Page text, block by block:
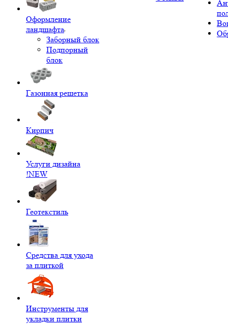
Оформление
ландшафта
Заборный блок
Подпорный
блок
Газонная решетка
Кирпич
Услуги дизайна
!NEW
Геотекстиль
Средства для ухода
за плиткой
Инструменты для
укладки плитки